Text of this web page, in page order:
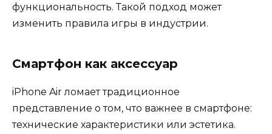
функциональность. Такой подход может
изменить правила игры в индустрии.
Смартфон как аксессуар
iPhone Air ломает традиционное
представление о том, что важнее в смартфоне:
технические характеристики или эстетика.